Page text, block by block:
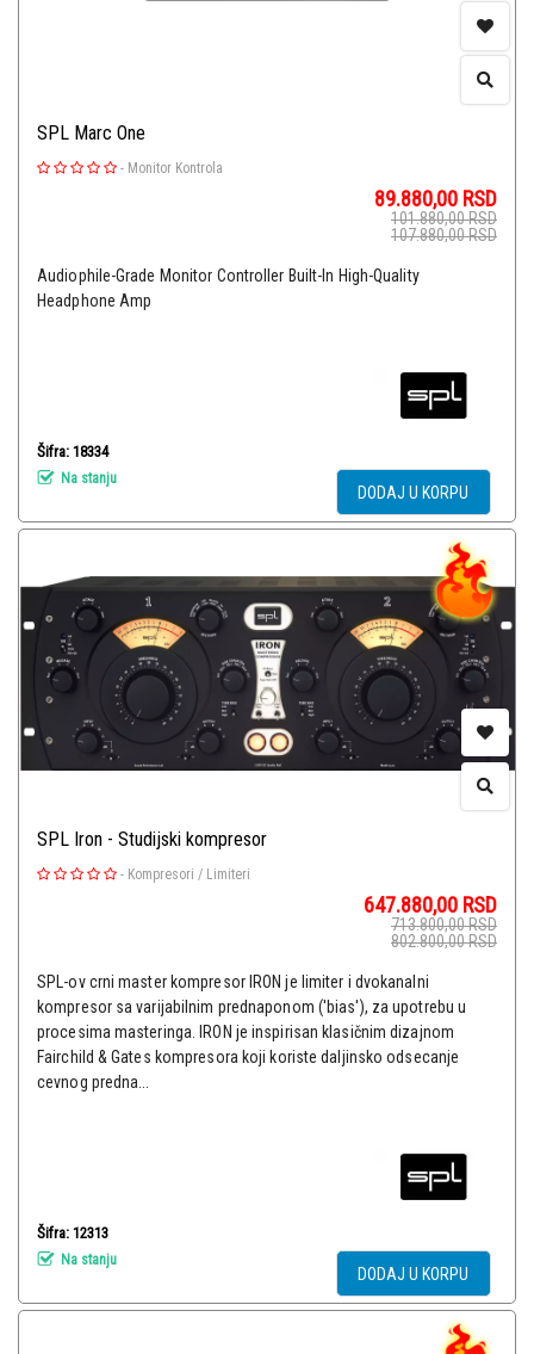
SPL Marc One
- Monitor Kontrola
89.880,00 RSD
101.880,00RSD
107.880,00RSD
Audiophile-Grade Monitor Controller Built-In High-Quality
Headphone Amp
Šifra: 18334
Na stanju
DODAJ U KORPU
SPL Iron - Studijski kompresor
- Kompresori / Limiteri
647.880,00 RSD
713.800,00RSD
802.800,00RSD
SPL-ov crni master kompresor IRON je limiter i dvokanalni
kompresor sa varijabilnim prednaponom ('bias'), za upotrebu u
procesima masteringa. IRON je inspirisan klasičnim dizajnom
Fairchild & Gates kompresora koji koriste daljinsko odsecanje
cevnog predna...
Šifra: 12313
Na stanju
DODAJ U KORPU